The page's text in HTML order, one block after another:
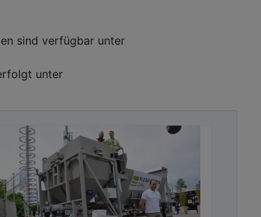
sind verfügbar unter
unter